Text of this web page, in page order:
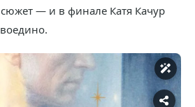
сюжет — и в финале Катя Качур